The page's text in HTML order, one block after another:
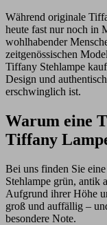
Während originale
heute fast nur noch in
wohlhabender
zeitgenössischen
Tiffany Stehlampe
Design und
erschwinglich ist.
Warum eine
Tiffany
Bei uns finden Sie
Stehlampe grün, antik
Aufgrund ihrer Höhe
groß und auffällig –
besondere Note.